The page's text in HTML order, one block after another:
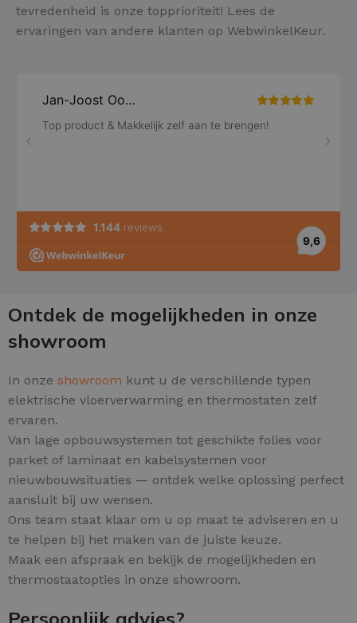
tevredenheid is onze topprioriteit! Lees de
ervaringen van andere klanten op WebwinkelKeur.
Ontdek de mogelijkheden in onze
showroom
In onze showroom kunt u de verschillende typen
elektrische vloerverwarming en thermostaten zelf
ervaren.
Van lage opbouwsystemen tot geschikte folies voor
parket of laminaat en kabelsystemen voor
nieuwbouwsituaties — ontdek welke oplossing perfect
aansluit bij uw wensen.
Ons team staat klaar om u op maat te adviseren en u
te helpen bij het maken van de juiste keuze.
Maak een afspraak en bekijk de mogelijkheden en
thermostaatopties in onze showroom.